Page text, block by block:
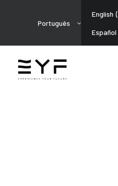
Português
English (
Español